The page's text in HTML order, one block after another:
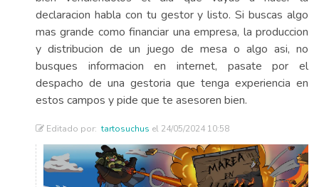
declaracion habla con tu gestor y listo. Si buscas algo
mas grande como financiar una empresa, la produccion
y distribucion de un juego de mesa o algo asi, no
busques informacion en internet, pasate por el
despacho de una gestoria que tenga experiencia en
estos campos y pide que te asesoren bien.
Editado por: tartosuchus el 24/05/2024 10:58